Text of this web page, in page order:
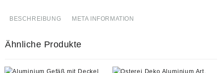
BESCHREIBUNG META INFORMATION
Ähnliche Produkte